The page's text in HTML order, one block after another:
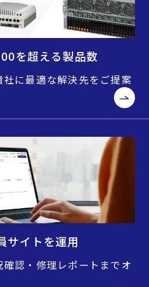
を超える製品数
に最適な解決先をご提案
サイトを運用
認・修理レポートまでオ